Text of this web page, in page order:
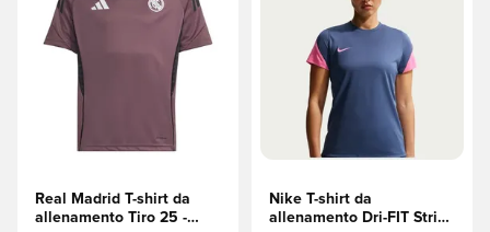
Real Madrid T-shirt da
allenamento Tiro 25 -
Nike T-shirt da
allenamento Dri-FIT Strike